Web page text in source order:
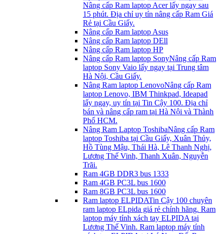
Nâng cấp Ram laptop Acer lấy ngay sau
15 phút. Địa chỉ uy tín nâng cấp Ram Giá
Rẻ tại Cầu Giấy.
Nâng cấp Ram laptop Asus
Nâng cấp Ram laptop DEll
Nâng cấp Ram laptop HP
Nâng cấp Ram laptop SonyNâng cấp Ram
laptop Sony Vaio lấy ngay tại Trung tâm
Hà Nội, Cầu Giấy.
Nâng Ram laptop LenovoNâng cấp Ram
laptop Lenovo, IBM Thinkpad, Ideapad
lấy ngay, uy tín tại Tin Cậy 100. Địa chỉ
bán và nâng cấp ram tại Hà Nội và Thành
Phố HCM.
Nâng Ram Laptop ToshibaNâng cấp Ram
laptop Toshiba tại Cầu Giấy, Xuân Thủy,
Hồ Tùng Mậu, Thái Hà, Lê Thanh Nghị,
Lương Thế Vinh, Thanh Xuân, Nguyễn
Trãi.
Ram 4GB DDR3 bus 1333
Ram 4GB PC3L bus 1600
Ram 8GB PC3L bus 1600
Ram laptop ELPIDATin Cậy 100 chuyên
ram laptop ELpida giá rẻ chính hãng. Ram
laptop máy tính xách tay ELPIDA tại
Lương Thế Vinh. Ram laptop máy tính